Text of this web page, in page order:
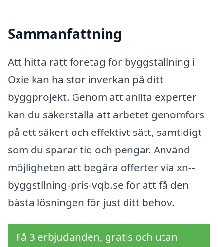
Sammanfattning
Att hitta rätt företag för byggställning i
Oxie kan ha stor inverkan på ditt
byggprojekt. Genom att anlita experter
kan du säkerställa att arbetet genomförs
på ett säkert och effektivt sätt, samtidigt
som du sparar tid och pengar. Använd
möjligheten att begära offerter via xn--
byggstllning-pris-vqb.se för att få den
bästa lösningen för just ditt behov.
Få 3 erbjudanden, gratis och utan